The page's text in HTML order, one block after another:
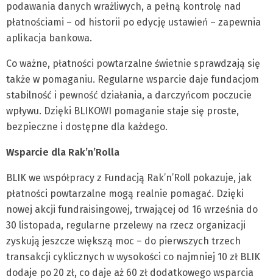
podawania danych wrażliwych, a pełną kontrolę nad
płatnościami – od historii po edycję ustawień – zapewnia
aplikacja bankowa.
Co ważne, płatności powtarzalne świetnie sprawdzają się
także w pomaganiu. Regularne wsparcie daje fundacjom
stabilność i pewność działania, a darczyńcom poczucie
wpływu. Dzięki BLIKOWI pomaganie staje się proste,
bezpieczne i dostępne dla każdego.
Wsparcie dla Rak’n’Rolla
BLIK we współpracy z Fundacją Rak’n’Roll pokazuje, jak
płatności powtarzalne mogą realnie pomagać. Dzięki
nowej akcji fundraisingowej, trwającej od 16 września do
30 listopada, regularne przelewy na rzecz organizacji
zyskują jeszcze większą moc – do pierwszych trzech
transakcji cyklicznych w wysokości co najmniej 10 zł BLIK
dodaje po 20 zł, co daje aż 60 zł dodatkowego wsparcia